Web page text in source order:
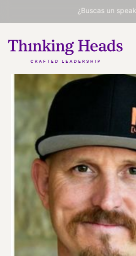
¿Buscas un
VER
desde